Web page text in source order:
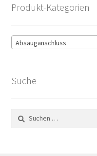
Produkt-Kategorien
Absauganschluss
Suche
Suchen
nach: